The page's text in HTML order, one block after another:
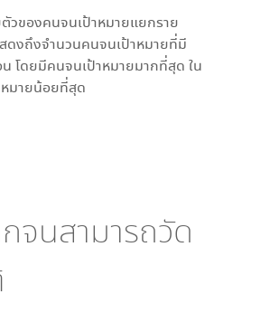
วของคนจนเป้าหมายแยกราย
งถึงจำนวนคนจนเป้าหมายที่มี
โดยมีคนจนเป้าหมายมากที่สุด ใน
มายน้อยที่สุด
จนสามารถวัด